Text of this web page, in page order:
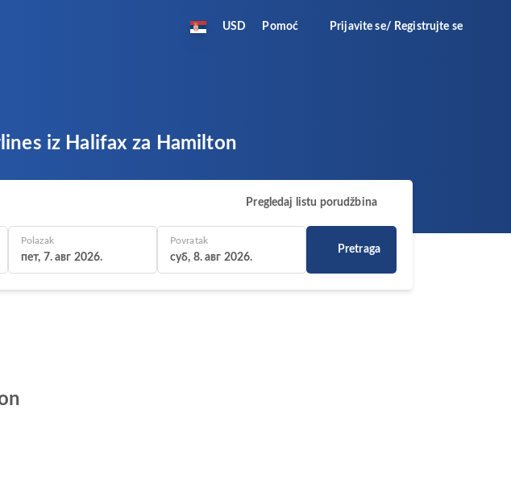
USD Pomoć Prijavite se/ Registrujte se
iz Halifax za Hamilton
Pregledaj listu porudžbina
Polazak
пет, 7. авг 2026.
Povratak
суб, 8. авг 2026.
Pretraga